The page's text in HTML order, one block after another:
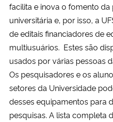
Advocacia-Geral da União
Banco Central do Brasil
Planalto
facilita e inova o fomento
universitária e, por isso, a
de editais financiadores de
multiusuários. Estes são
usados por várias pessoas
Os pesquisadores e os
setores da Universidade
desses equipamentos para
pesquisas. A lista completa